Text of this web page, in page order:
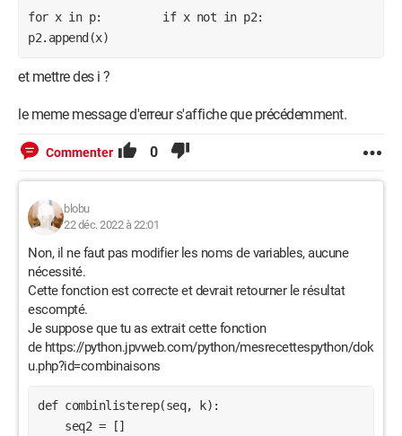
for x in p: if x not in p2:
p2.append(x)
et mettre des i ?
le meme message d'erreur s'affiche que précédemment.
Commenter 0
blobu
22 déc. 2022 à 22:01
Non, il ne faut pas modifier les noms de variables, aucune
nécessité.
Cette fonction est correcte et devrait retourner le résultat
escompté.
Je suppose que tu as extrait cette fonction
de https://python.jpvweb.com/python/mesrecettespython/dok
u.php?id=combinaisons
def combinlisterep(seq, k):